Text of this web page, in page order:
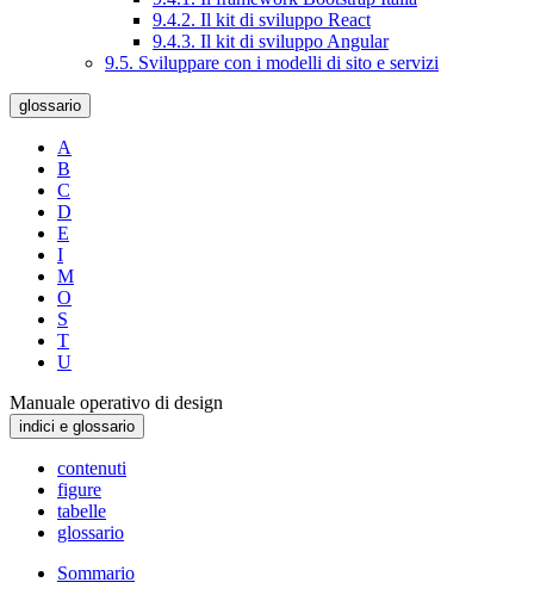
9.4.2. Il kit di sviluppo React
9.4.3. Il kit di sviluppo Angular
9.5. Sviluppare con i modelli di sito e servizi
glossario
A
B
C
D
E
I
M
O
S
T
U
Manuale operativo di design
indici e glossario
contenuti
figure
tabelle
glossario
Sommario